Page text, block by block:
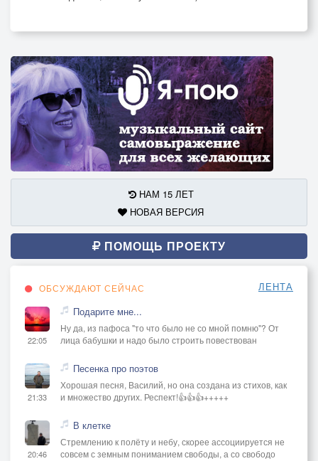
НАМ 15 ЛЕТ
НОВАЯ ВЕРСИЯ
ПОМОЩЬ ПРОЕКТУ
ОБСУЖДАЮТ СЕЙЧАС ЛЕНТА
22:05
Подарите мне...
Ну да, из пафоса "то что было не со мной помню"? От
лица бабушки и надо было строить повествован
21:33
Песенка про поэтов
Хорошая песня, Василий, но она создана из стихов, как
и множество других. Респект!👍👍👍+++++
20:46
В клетке
Стремлению к полёту и небу, скорее ассоциируется не
совсем с земным пониманием свободы, а со свободо